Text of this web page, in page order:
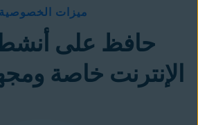
ميزات الخصوصية
حافظ على
الإنترنت خاصة